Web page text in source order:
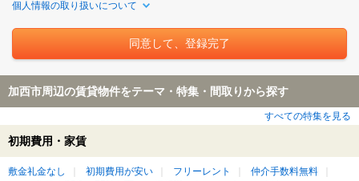
個人情報の取り扱いについて
加西市周辺の賃貸物件をテーマ・特集・間取りから探す
すべての特集を見る
初期費用・家賃
敷金礼金なし 初期費用が安い フリーレント
仲介手数料無料